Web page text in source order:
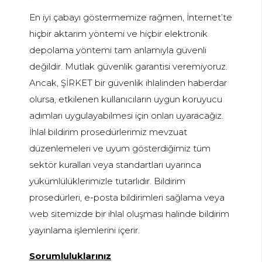
En iyi çabayı göstermemize rağmen, İnternet’te
hiçbir aktarım yöntemi ve hiçbir elektronik
depolama yöntemi tam anlamıyla güvenli
değildir. Mutlak güvenlik garantisi veremiyoruz.
Ancak, ŞİRKET bir güvenlik ihlalinden haberdar
olursa, etkilenen kullanıcıların uygun koruyucu
adımları uygulayabilmesi için onları uyaracağız.
İhlal bildirim prosedürlerimiz mevzuat
düzenlemeleri ve uyum gösterdiğimiz tüm
sektör kuralları veya standartları uyarınca
yükümlülüklerimizle tutarlıdır. Bildirim
prosedürleri, e-posta bildirimleri sağlama veya
web sitemizde bir ihlal oluşması halinde bildirim
yayınlama işlemlerini içerir.
Sorumluluklarınız